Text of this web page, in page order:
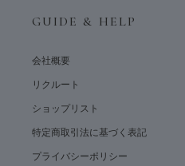
GUIDE & HELP
会社概要
リクルート
ショップリスト
特定商取引法に基づく表記
プライバシーポリシー